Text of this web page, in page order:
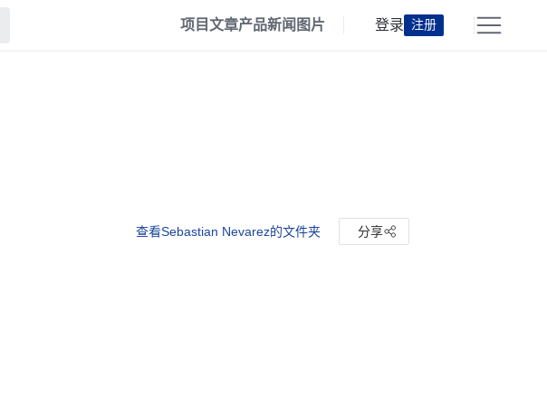
项目文章产品新闻 图片 登录 注册
查看Sebastian Nevarez的文件夹 分享